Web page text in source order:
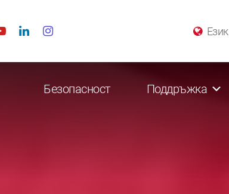
Език
Безопасност Поддръжка